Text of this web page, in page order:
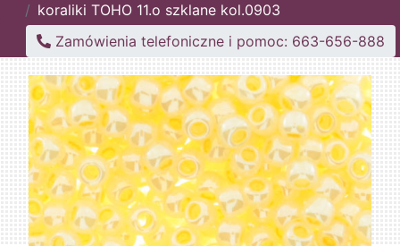
koraliki TOHO 11.o szklane kol.0903
Zamówienia telefoniczne i pomoc: 663-656-888